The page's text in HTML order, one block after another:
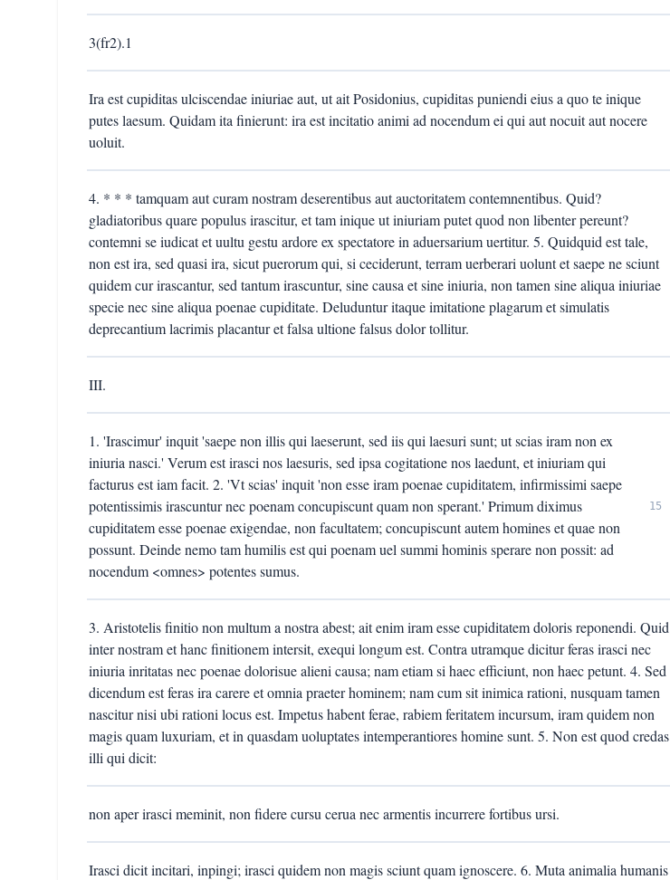
3(fr2).1
Ira est cupiditas ulciscendae iniuriae aut, ut ait Posidonius, cupiditas puniendi eius a quo te inique
putes laesum. Quidam ita finierunt: ira est incitatio animi ad nocendum ei qui aut nocuit aut nocere
uoluit.
4. * * * tamquam aut curam nostram deserentibus aut auctoritatem contemnentibus. Quid?
gladiatoribus quare populus irascitur, et tam inique ut iniuriam putet quod non libenter pereunt?
contemni se iudicat et uultu gestu ardore ex spectatore in aduersarium uertitur. 5. Quidquid est tale,
non est ira, sed quasi ira, sicut puerorum qui, si ceciderunt, terram uerberari uolunt et saepe ne sciunt
quidem cur irascantur, sed tantum irascuntur, sine causa et sine iniuria, non tamen sine aliqua iniuriae
specie nec sine aliqua poenae cupiditate. Deluduntur itaque imitatione plagarum et simulatis
deprecantium lacrimis placantur et falsa ultione falsus dolor tollitur.
III.
1. 'Irascimur' inquit 'saepe non illis qui laeserunt, sed iis qui laesuri sunt; ut scias iram non ex
iniuria nasci.' Verum est irasci nos laesuris, sed ipsa cogitatione nos laedunt, et iniuriam qui
facturus est iam facit. 2. 'Vt scias' inquit 'non esse iram poenae cupiditatem, infirmissimi saepe
potentissimis irascuntur nec poenam concupiscunt quam non sperant.' Primum diximus
cupiditatem esse poenae exigendae, non facultatem; concupiscunt autem homines et quae non
possunt. Deinde nemo tam humilis est qui poenam uel summi hominis sperare non possit: ad
nocendum <omnes> potentes sumus.
15
3. Aristotelis finitio non multum a nostra abest; ait enim iram esse cupiditatem doloris reponendi. Quid
inter nostram et hanc finitionem intersit, exequi longum est. Contra utramque dicitur feras irasci nec
iniuria inritatas nec poenae dolorisue alieni causa; nam etiam si haec efficiunt, non haec petunt. 4. Sed
dicendum est feras ira carere et omnia praeter hominem; nam cum sit inimica rationi, nusquam tamen
nascitur nisi ubi rationi locus est. Impetus habent ferae, rabiem feritatem incursum, iram quidem non
magis quam luxuriam, et in quasdam uoluptates intemperantiores homine sunt. 5. Non est quod credas
illi qui dicit:
non aper irasci meminit, non fidere cursu cerua nec armentis incurrere fortibus ursi.
Irasci dicit incitari, inpingi; irasci quidem non magis sciunt quam ignoscere. 6. Muta animalia humanis